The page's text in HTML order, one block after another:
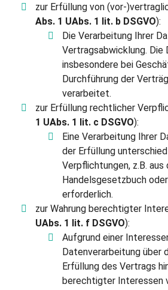
zur Erfüllung von (vor-
Abs. 1 UAbs. 1 lit. b DSGVO):
Die Verarbeitung Ihrer
Vertragsabwicklung. Die
insbesondere bei
Durchführung der
verarbeitet.
zur Erfüllung rechtlicher
1 UAbs. 1 lit. c DSGVO):
Eine Verarbeitung Ihrer
der Erfüllung
Verpflichtungen, z.B. aus
Handelsgesetzbuch
erforderlich.
zur Wahrung berechtigter
UAbs. 1 lit. f DSGVO):
Aufgrund einer
Datenverarbeitung über
Erfüllung des Vertrags
berechtigter Interessen